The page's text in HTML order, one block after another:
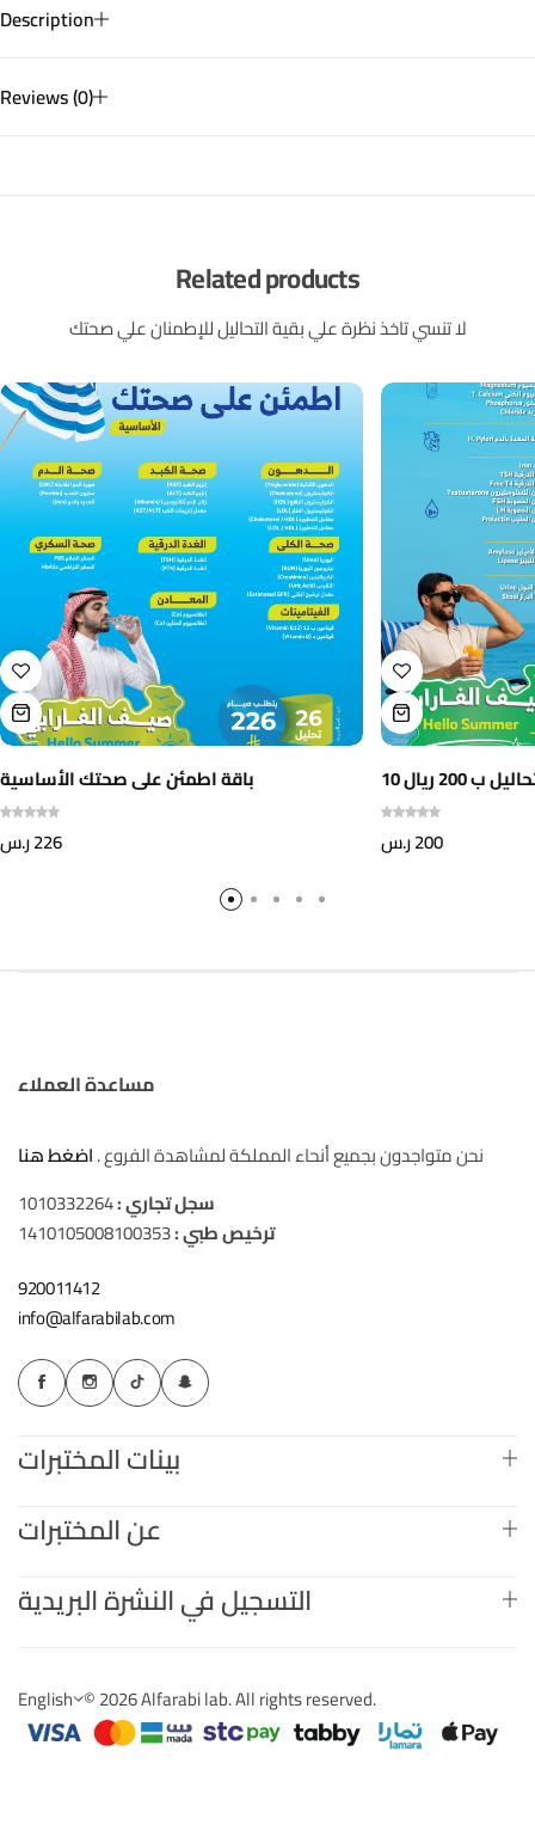
Description
Reviews (0)
Related products
لا تنسي تاخذ نظرة علي بقية التحاليل للإطمنان علي صحتك
باقة اطمئن على صحتك الأساسية
226ر.س
تحاليل ب 200 ريال
200ر.س
مساعدة العملاء
نحن متواجدون بجميع أنحاء المملكة لمشاهدة الفروع .اضغط هنا
سجل تجاري :1010332264
ترخيص طبي :1410105008100353
920011412
info@alfarabilab.com
بينات المختبرات
عن المختبرات
التسجيل في النشرة البريدية
English © 2026 Alfarabi lab. All rights reserved.